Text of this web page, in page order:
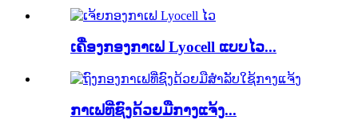
ເຄື່ອງກອງກາເຟ Lyocell ແບບໄວ...
ກາເຟທີ່ຊົງດ້ວຍມືກາງແຈ້ງ...